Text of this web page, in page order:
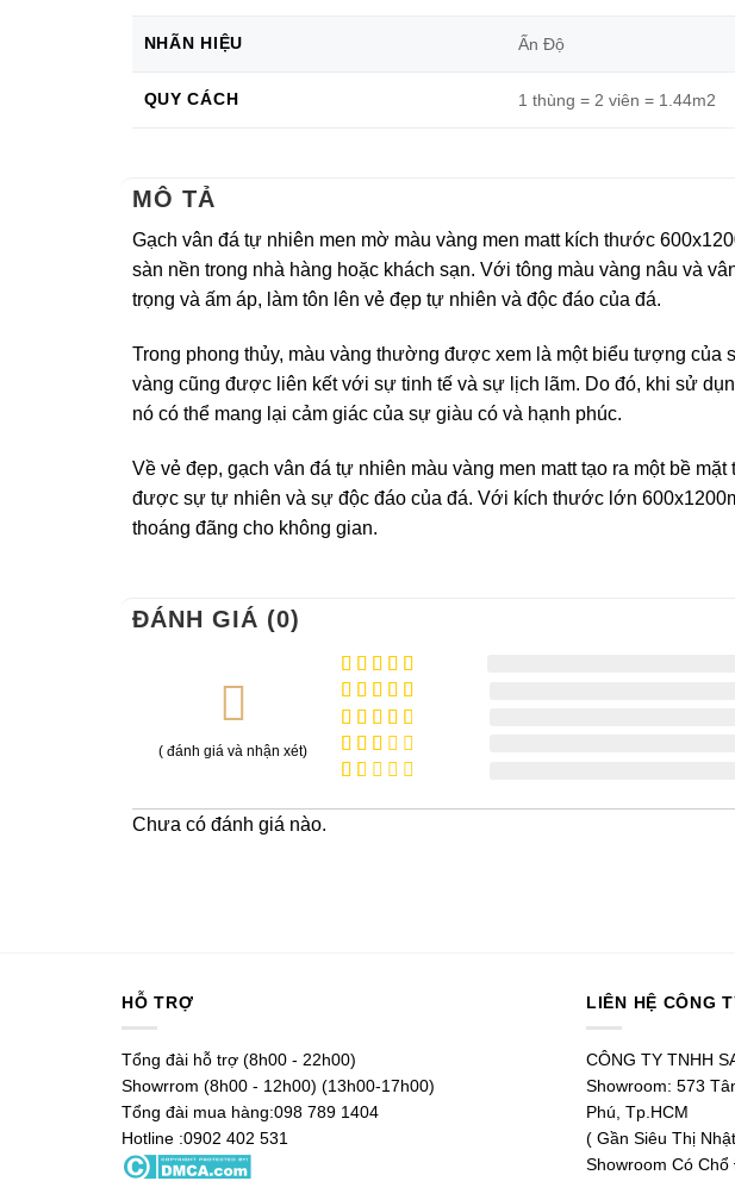
NHÃN HIỆU Ấn Độ
QUY CÁCH 1 thùng = 2 viên = 1.44m2
MÔ TẢ
Gạch vân đá tự nhiên men mờ màu vàng men matt kích thước
sàn nền trong nhà hàng hoặc khách sạn. Với tông màu vàng nâu và
trọng và ấm áp, làm tôn lên vẻ đẹp tự nhiên và độc đáo của đá.
Trong phong thủy, màu vàng thường được xem là một biểu tượng của
vàng cũng được liên kết với sự tinh tế và sự lịch lãm. Do đó, khi sử
nó có thể mang lại cảm giác của sự giàu có và hạnh phúc.
Về vẻ đẹp, gạch vân đá tự nhiên màu vàng men matt tạo ra một bề
được sự tự nhiên và sự độc đáo của đá. Với kích thước lớn
thoáng đãng cho không gian.
ĐÁNH GIÁ (0)
( đánh giá và nhận xét)
Được xếp
hạng 5
sao
Được
xếp
hạng 4
5 sao
Được
xếp
Được
hạng
Chưa có đánh giá nào.
HỖ TRỢ
Tổng đài hỗ trợ (8h00 - 22h00)
Showrrom (8h00 - 12h00) (13h00-17h00)
Tổng đài mua hàng:098 789 1404
Hotline :0902 402 531
LIÊN HỆ CÔNG
CÔNG TY TNHH
Showroom: 573
Phú, Tp.HCM
( Gần Siêu Thị
Showroom Có